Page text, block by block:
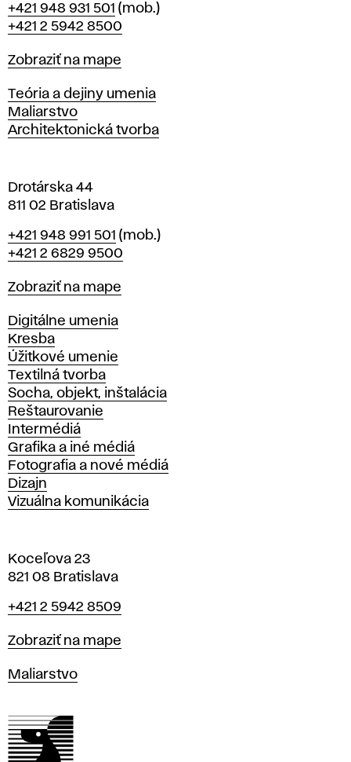
r
a
i
l
a
v
Telefón
+421 948 931 501 (mob.)
+421 2 5942 8500
Mapa
Zobraziť na mape
Katedry
Teória a dejiny umenia
Maliarstvo
Architektonická tvorba
Drotárska 44
811 02 Bratislava
Telefón
+421 948 991 501 (mob.)
+421 2 6829 9500
Mapa
Zobraziť na mape
Katedry
Digitálne umenia
Kresba
Úžitkové umenie
Textilná tvorba
Socha, objekt, inštalácia
Reštaurovanie
Intermédiá
Grafika a iné médiá
Fotografia a nové médiá
Dizajn
Vizuálna komunikácia
Koceľova 23
821 08 Bratislava
Telefón
+421 2 5942 8509
Mapa
Zobraziť na mape
Katedry
Maliarstvo